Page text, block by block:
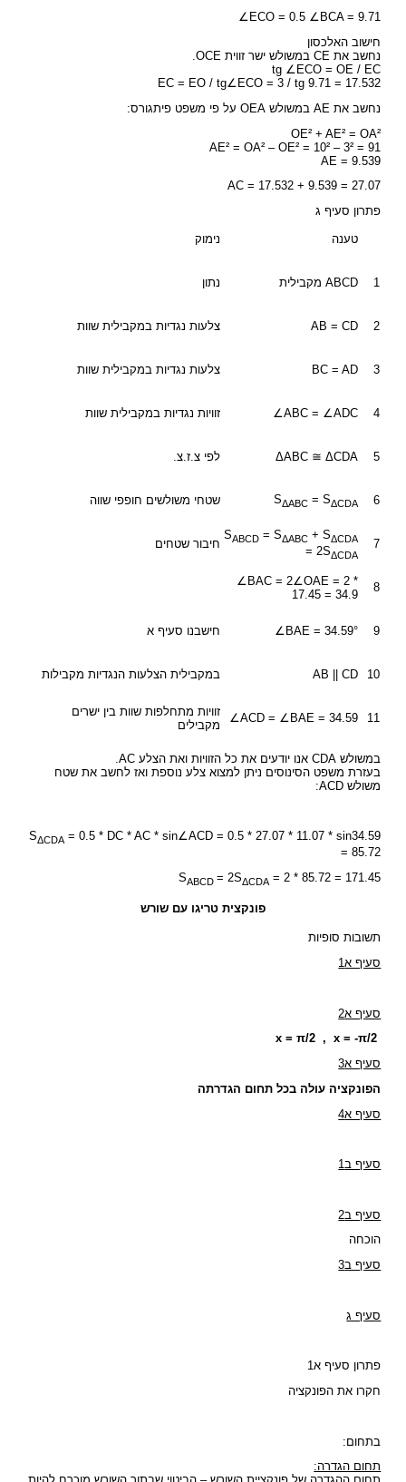
∠ECO = 0.5 ∠BCA = 9.71
חישוב האלכסון
נחשב את CE במשולש ישר זווית OCE.
tg ∠ECO = OE / EC
EC = EO / tg∠ECO = 3 / tg 9.71 = 17.532
נחשב את AE במשולש OEA על פי משפט פיתגורס:
OE² + AE² = OA²
AE² = OA² – OE² = 10² – 3² = 91
AE = 9.539
AC = 17.532 + 9.539 = 27.07
פתרון סעיף ג
טענה נימוק
1 ABCD מקבילית נתון
2
AB = CD צלעות נגדיות במקבילית שוות
3
BC = AD צלעות נגדיות במקבילית שוות
4
∠ABC = ∠ADC זוויות נגדיות במקבילית שוות
5
ΔABC ≅ ΔCDA לפי צ.ז.צ.
6
SΔABC = SΔCDA שטחי משולשים חופפי שווה
7
SABCD = SΔABC + SΔCDA
= 2SΔCDA
חיבור שטחים
8
∠BAC = 2∠OAE = 2 *
17.45 = 34.9
9
∠BAE = 34.59° חישבנו סעיף א
10
AB || CD במקבילית הצלעות הנגדיות מקבילות
11
∠ACD = ∠BAE = 34.59
זוויות מתחלפות שוות בין ישרים
מקבילים
במשולש CDA אנו יודעים את כל הזוויות ואת הצלע AC.
בעזרת משפט הסינוסים ניתן למצוא צלע נוספת ואז לחשב את שטח
משולש ACD:
SΔCDA = 0.5 * DC * AC * sin∠ACD = 0.5 * 27.07 * 11.07 * sin34.59
= 85.72
SABCD= 2SΔCDA = 2 * 85.72 = 171.45
פונקצית טריגו עם שורש
תשובות סופיות
סעיף א1
סעיף א2
סעיף א3
הפונקציה עולה בכל תחום הגדרתה
סעיף א4
סעיף ב1
סעיף ב2
הוכחה
סעיף ב3
סעיף ג
פתרון סעיף א1
חקרו את הפונקציה
בתחום:
תחום הגדרה: